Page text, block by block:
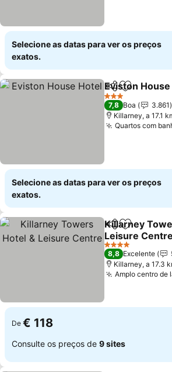
Selecione as datas para ver os preços
exatos.
PartilharAdicionar
Eviston
3 Estrelas
7,8 Boa
3.861
Killarney, a 17.1
Quartos com
Selecione as datas para ver os preços
exatos.
PartilharAdicionar
Killarney
Leisure Centre
Ver preços
4 Estrelas
8,8 Excelente
Killarney, a 17.3
Amplo centro de
De € 118
Consulte os preços de 9 sites